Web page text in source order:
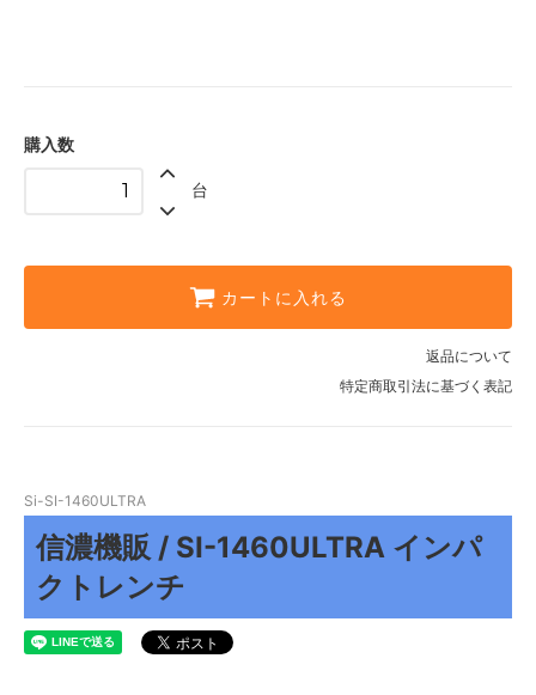
購入数
台
カートに入れる
返品について
特定商取引法に基づく表記
Si-SI-1460ULTRA
信濃機販 / SI-1460ULTRA インパ
クトレンチ